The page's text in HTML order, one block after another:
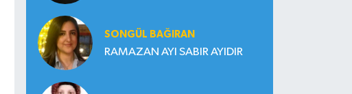
SONGÜL BAĞIRAN
RAMAZAN AYI SABIR AYIDIR